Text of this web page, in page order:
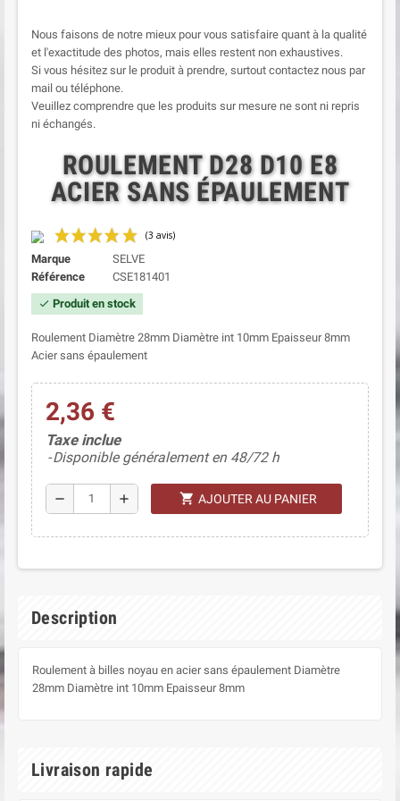
Nous faisons de notre mieux pour vous satisfaire quant à la qualité
et l'exactitude des photos, mais elles restent non exhaustives.
Si vous hésitez sur le produit à prendre, surtout contactez nous par
mail ou téléphone.
Veuillez comprendre que les produits sur mesure ne sont ni repris
ni échangés.
ROULEMENT D28 D10 E8
ACIER SANS ÉPAULEMENT
Marque
SELVE
Référence
CSE181401
check Produit en stock
Roulement Diamètre 28mm Diamètre int 10mm Epaisseur 8mm
Acier sans épaulement
2,36 €
Taxe inclue
Disponible généralement en 48/72 h
remove add shopping_cart AJOUTER AU PANIER
Description
Roulement à billes noyau en acier sans épaulement Diamètre
28mm Diamètre int 10mm Epaisseur 8mm
Livraison rapide